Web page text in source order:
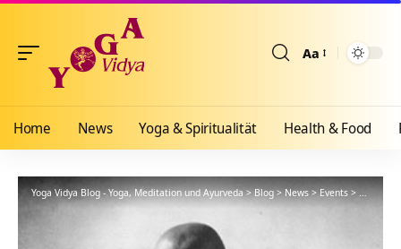
Aa
Home News Yoga & Spiritualität Health & Food
Yoga Vidya Blog - Yoga, Meditation und Ayurveda>Blog>News>Events>